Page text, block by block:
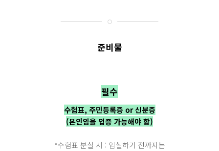
준비물
필수
수험표, 주민등록증 or 신분증
(본인임을 입증 가능해야 함)
*수험표 분실 시 : 입실하기 전까지는